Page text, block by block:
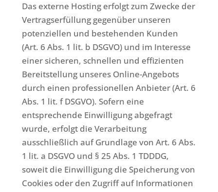
Das externe Hosting erfolgt zum Zwecke der
Vertragserfüllung gegenüber unseren
potenziellen und bestehenden Kunden
(Art. 6 Abs. 1 lit. b DSGVO) und im Interesse
einer sicheren, schnellen und effizienten
Bereitstellung unseres Online-Angebots
durch einen professionellen Anbieter (Art. 6
Abs. 1 lit. f DSGVO). Sofern eine
entsprechende Einwilligung abgefragt
wurde, erfolgt die Verarbeitung
ausschließlich auf Grundlage von Art. 6 Abs.
1 lit. a DSGVO und § 25 Abs. 1 TDDDG,
soweit die Einwilligung die Speicherung von
Cookies oder den Zugriff auf Informationen